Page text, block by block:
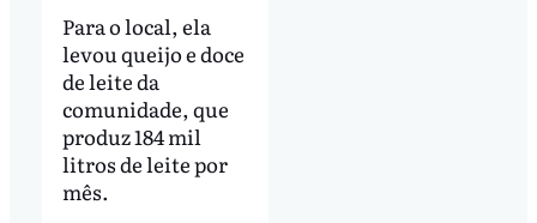
Para o local, ela
levou queijo e doce
de leite da
comunidade, que
produz 184 mil
litros de leite por
mês.